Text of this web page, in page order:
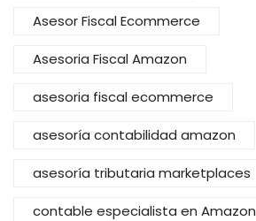
Asesor Fiscal Ecommerce
Asesoria Fiscal Amazon
asesoria fiscal ecommerce
asesoría contabilidad amazon
asesoría tributaria marketplaces
contable especialista en Amazon